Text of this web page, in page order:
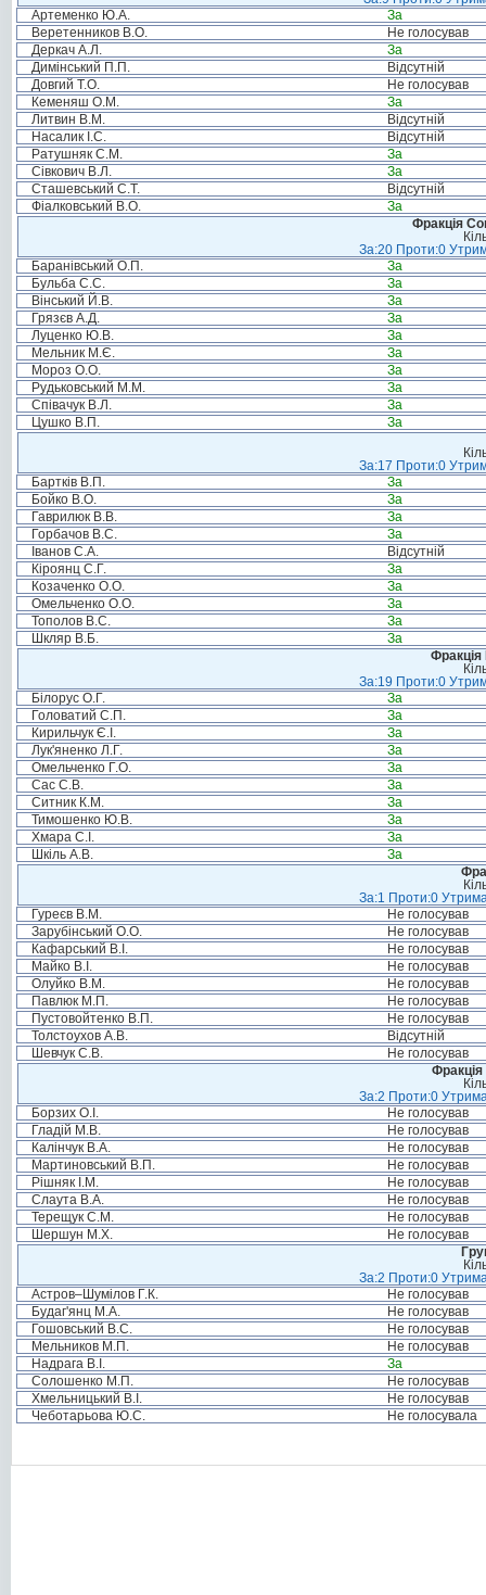
Артеменко Ю.А.
За
Веретенников В.О.
Не голосував
Деркач А.Л.
За
Димінський П.П.
Відсутній
Довгий Т.О.
Не голосував
Кеменяш О.М.
За
Литвин В.М.
Відсутній
Насалик І.С.
Відсутній
Ратушняк С.М.
За
Сівкович В.Л.
За
Сташевський С.Т.
Відсутній
Фіалковський В.О.
За
Фракція
За:20 Проти:0
Баранівський О.П.
За
Бульба С.С.
За
Вінський Й.В.
За
Грязєв А.Д.
За
Луценко Ю.В.
За
Мельник М.Є.
За
Мороз О.О.
За
Рудьковський М.М.
За
Співачук В.Л.
За
Цушко В.П.
За
За:17 Проти:0
Бартків В.П.
За
Бойко В.О.
За
Гаврилюк В.В.
За
Горбачов В.С.
За
Іванов С.А.
Відсутній
Кіроянц С.Г.
За
Козаченко О.О.
За
Омельченко О.О.
За
Тополов В.С.
За
Шкляр В.Б.
За
За:19 Проти:0
Білорус О.Г.
За
Головатий С.П.
За
Кирильчук Є.І.
За
Лук'яненко Л.Г.
За
Омельченко Г.О.
За
Сас С.В.
За
Ситник К.М.
За
Тимошенко Ю.В.
За
Хмара С.І.
За
Шкіль А.В.
За
За:1 Проти:0
Гуреєв В.М.
Не голосував
Зарубінський О.О.
Не голосував
Кафарський В.І.
Не голосував
Майко В.І.
Не голосував
Олуйко В.М.
Не голосував
Павлюк М.П.
Не голосував
Пустовойтенко В.П.
Не голосував
Толстоухов А.В.
Відсутній
Шевчук С.В.
Не голосував
Фракція
За:2 Проти:0
Борзих О.І.
Не голосував
Гладій М.В.
Не голосував
Калінчук В.А.
Не голосував
Мартиновський В.П.
Не голосував
Рішняк І.М.
Не голосував
Слаута В.А.
Не голосував
Терещук С.М.
Не голосував
Шершун М.Х.
Не голосував
За:2 Проти:0
Астров–Шумілов Г.К.
Не голосував
Будаг'янц М.А.
Не голосував
Гошовський В.С.
Не голосував
Мельников М.П.
Не голосував
Надрага В.І.
За
Солошенко М.П.
Не голосував
Хмельницький В.І.
Не голосував
Чеботарьова Ю.С.
Не голосувала